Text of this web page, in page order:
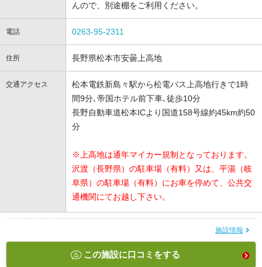
んので、別途棚をご利用ください。
電話 0263-95-2311
住所 長野県松本市安曇上高地
交通アクセス
松本電鉄新島々駅から松電バス上高地行きで1時
間9分､帝国ホテル前下車､徒歩10分
長野自動車道松本ICより国道158号線約45km約50
分
※上高地は通年マイカー規制となっております。
沢渡（長野県）の駐車場（有料）又は、平湯（岐
阜県）の駐車場（有料）にお車を停めて、公共交
通機関にてお越し下さい。
施設情報
この施設に口コミをする